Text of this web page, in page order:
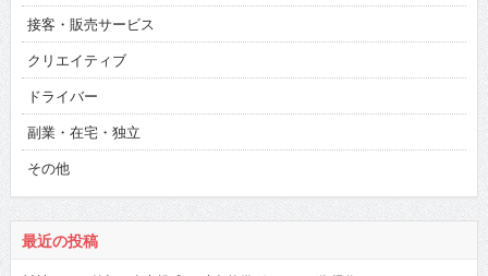
接客・販売サービス
クリエイティブ
ドライバー
副業・在宅・独立
その他
最近の投稿